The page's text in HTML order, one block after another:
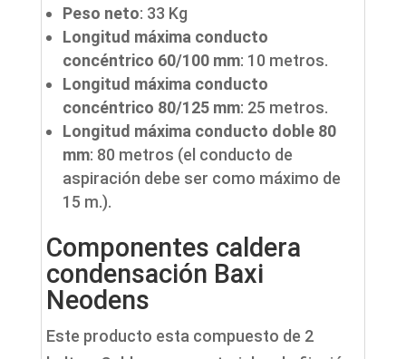
Peso neto: 33 Kg
Longitud máxima conducto
concéntrico 60/100 mm: 10 metros.
Longitud máxima conducto
concéntrico 80/125 mm: 25 metros.
Longitud máxima conducto doble 80
mm: 80 metros (el conducto de
aspiración debe ser como máximo de
15 m.).
Componentes caldera
condensación Baxi
Neodens
Este producto esta compuesto de 2